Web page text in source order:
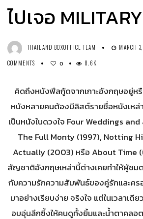
ไปเจอ
THAILAND BOXOFFICE TEAM MARCH
COMMENTS
0 8.6K
คิดถึงหนังฟีลกู้ดจากเกาะอังกฤษอยู่หรื
หนังหลายคนต้องมีลิสต์รายชื่อหนังเหล่
เป็นหนังในดวงใจ Four Weddings
The Full Monty (1997), Notting
Actually (2003) หรือ About Time
สัญชาติอังกฤษเหล่านี้ต่างเคยทำให้ผู้ชม
กับความรักความสัมพันธ์ของคู่รักและค
มาอย่างเรียบง่าย จริงใจ แต่ในเวลาเดี
อบอุ่นลึกซึ้งให้คนดูทั้งยิ้มและน้ำตาคลอ